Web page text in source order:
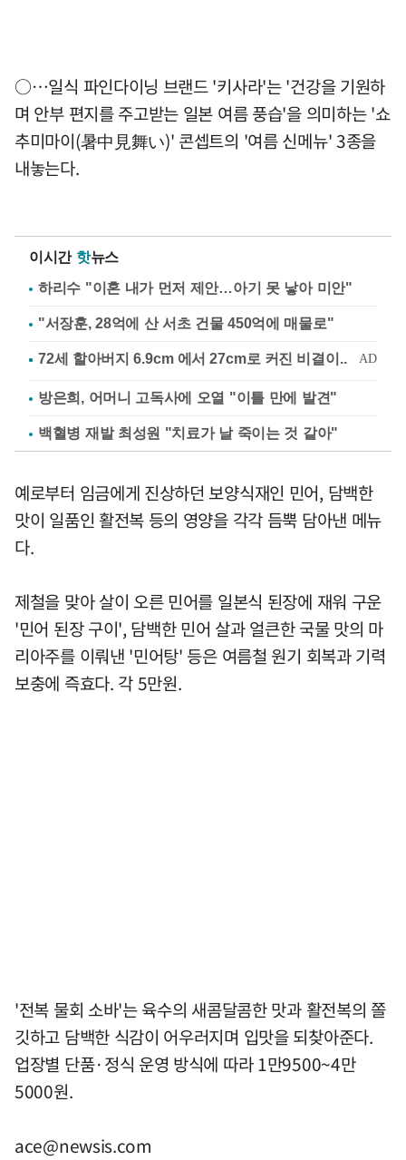
○…일식 파인다이닝 브랜드 '키사라'는 '건강을 기원하
며 안부 편지를 주고받는 일본 여름 풍습'을 의미하는 '쇼
추미마이(暑中見舞い)' 콘셉트의 '여름 신메뉴' 3종을
내놓는다.
이시간 핫뉴스
하리수 "이혼 내가 먼저 제안…아기 못 낳아 미안"
"서장훈, 28억에 산 서초 건물 450억에 매물로"
방은희, 어머니 고독사에 오열 "이틀 만에 발견"
백혈병 재발 최성원 "치료가 날 죽이는 것 같아"
예로부터 임금에게 진상하던 보양식재인 민어, 담백한
맛이 일품인 활전복 등의 영양을 각각 듬뿍 담아낸 메뉴
다.
제철을 맞아 살이 오른 민어를 일본식 된장에 재워 구운
'민어 된장 구이', 담백한 민어 살과 얼큰한 국물 맛의 마
리아주를 이뤄낸 '민어탕' 등은 여름철 원기 회복과 기력
보충에 즉효다. 각 5만원.
'전복 물회 소바'는 육수의 새콤달콤한 맛과 활전복의 쫄
깃하고 담백한 식감이 어우러지며 입맛을 되찾아준다.
업장별 단품·정식 운영 방식에 따라 1만9500~4만
5000원.
ace@newsis.com